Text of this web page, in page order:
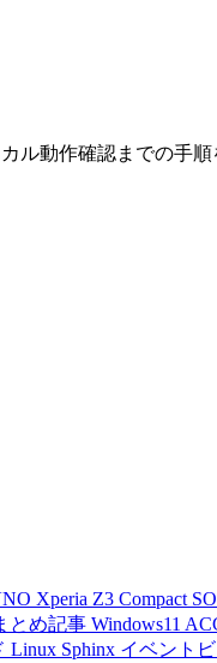
ル動作確認までの手順
Xperia Z3 Compact
とめ記事 Windows11
Linux Sphinx イベント